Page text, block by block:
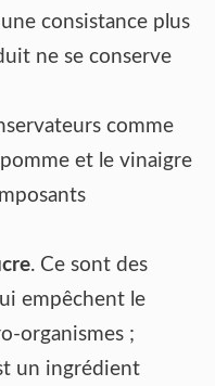
consistance plus
ne se conserve
comme
et le vinaigre
. Ce sont des
empêchent le
organismes ;
un ingrédient